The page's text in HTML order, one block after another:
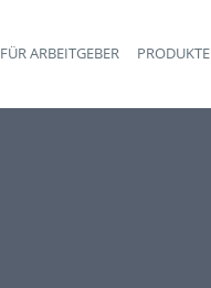
FÜR ARBEITGEBER PRODUKTE